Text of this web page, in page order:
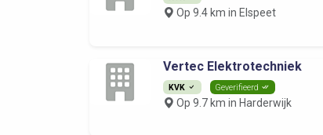
Op 9.4 km in Elspeet
Vertec Elektrotechniek
KVK Geverifieerd
Op 9.7 km in Harderwijk